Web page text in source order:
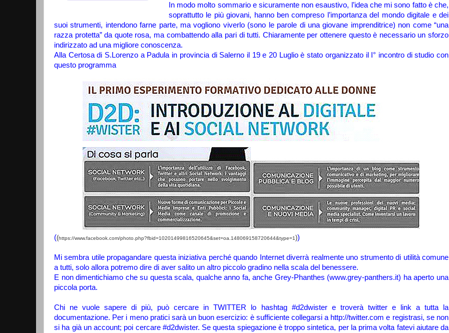
In modo molto sommario e sicuramente non esaustivo, l’idea che mi sono fatto è che,
soprattutto le più giovani, hanno ben compreso l’importanza del mondo digitale e dei
suoi strumenti, intendono farne parte, ma vogliono viverlo (sono le parole di una giovane imprenditrice) non come “una
razza protetta” da quote rosa, ma combattendo alla pari di tutti. Chiaramente per ottenere questo è necessario un sforzo
indirizzato ad una migliore conoscenza.
Alla Certosa di S.Lorenzo a Padula in provincia di Salerno il 19 e 20 Luglio è stato organizzato il I° incontro di studio con
questo programma
((https://www.facebook.com/photo.php?fbid=10201499816520645&set=oa.148069158720644&type=1))
Mi sembra utile propagandare questa iniziativa perché quando Internet diverrà realmente uno strumento di utilità comune
a tutti, solo allora potremo dire di aver salito un altro piccolo gradino nella scala del benessere.
E non dimentichiamo che su questa scala, qualche anno fa, anche Grey-Phanthes (www.grey-panthers.it) ha aperto una
piccola porta.
Chi ne vuole sapere di più, può cercare in TWITTER lo hashtag #d2dwister e troverà twitter e link a tutta la
documentazione. Per i meno pratici sarà un buon esercizio: è sufficiente collegarsi a http://twitter.com e registrasi, se non
si ha già un account; poi cercare #d2dwister. Se questa spiegazione è troppo sintetica, per la prima volta fatevi aiutare da